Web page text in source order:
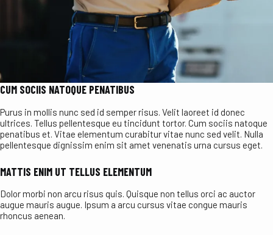
CUM SOCIIS NATOQUE PENATIBUS
Purus in mollis nunc sed id semper risus. Velit laoreet id donec
ultrices. Tellus pellentesque eu tincidunt tortor. Cum sociis natoque
penatibus et. Vitae elementum curabitur vitae nunc sed velit. Nulla
pellentesque dignissim enim sit amet venenatis urna cursus eget.
MATTIS ENIM UT TELLUS ELEMENTUM
Dolor morbi non arcu risus quis. Quisque non tellus orci ac auctor
augue mauris augue. Ipsum a arcu cursus vitae congue mauris
rhoncus aenean.